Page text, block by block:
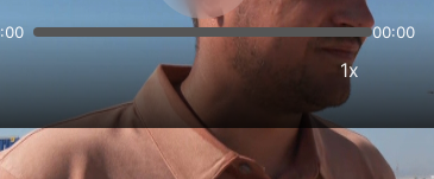
00:00
1x